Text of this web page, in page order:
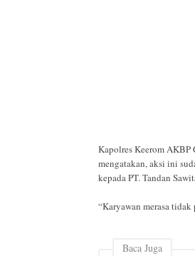
Kapolres Keerom AKBP
mengatakan, aksi ini
kepada PT. Tandan
“Karyawan merasa
Baca Juga